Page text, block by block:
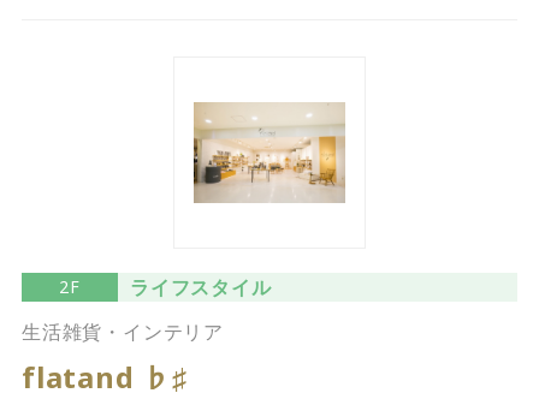
2F
ライフスタイル
生活雑貨・インテリア
flatand ♭♯